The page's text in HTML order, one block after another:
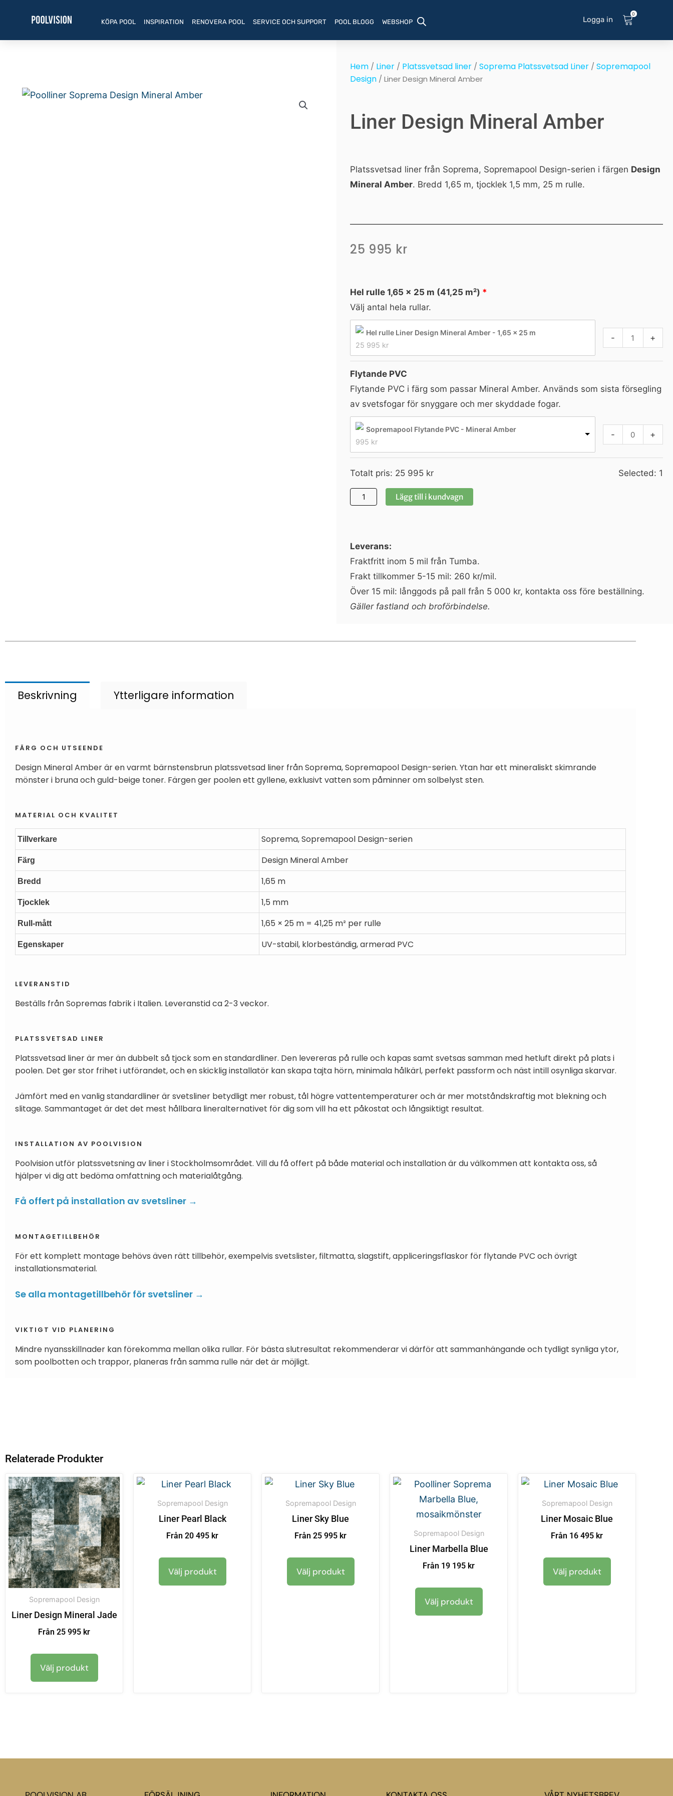
KÖPA POOL INSPIRATION RENOVERA POOL SERVICE OCH SUPPORT POOL BLOGG WEBSHOP Logga in
0
Hem/ Liner/ Platssvetsad liner/ Soprema Platssvetsad Liner/ Sopremapool
Design/ Liner Design Mineral Amber
Liner Design Mineral Amber
Platssvetsad liner från Soprema, Sopremapool Design-serien i färgen Design
Mineral Amber. Bredd 1,65 m, tjocklek 1,5 mm, 25 m rulle.
25 995 kr
Hel rulle 1,65 × 25 m (41,25 m²)
Välj antal hela rullar.
Hel rulle Liner Design Mineral Amber - 1,65 × 25 m
25 995 kr
- +
Flytande PVC
Flytande PVC i färg som passar Mineral Amber. Används som sista försegling
av svetsfogar för snyggare och mer skyddade fogar.
Sopremapool Flytande PVC - Mineral Amber
995 kr
- +
Totalt pris: 25 995 kr Selected: 1
Design
Mineral
Amber
mängd
Lägg till i kundvagn
Leverans:
Fraktfritt inom 5 mil från Tumba.
Frakt tillkommer 5-15 mil: 260 kr/mil.
Över 15 mil: långgods på pall från 5 000 kr, kontakta oss före beställning.
Gäller fastland och broförbindelse.
Beskrivning Ytterligare information
FÄRG OCH UTSEENDE
Design Mineral Amber är en varmt bärnstensbrun platssvetsad liner från Soprema, Sopremapool Design-serien. Ytan har ett mineraliskt skimrande
mönster i bruna och guld-beige toner. Färgen ger poolen ett gyllene, exklusivt vatten som påminner om solbelyst sten.
MATERIAL OCH KVALITET
Tillverkare Soprema, Sopremapool Design-serien
Färg Design Mineral Amber
Bredd 1,65 m
Tjocklek 1,5 mm
Rull-mått 1,65 × 25 m = 41,25 m² per rulle
Egenskaper UV-stabil, klorbeständig, armerad PVC
LEVERANSTID
Beställs från Sopremas fabrik i Italien. Leveranstid ca 2-3 veckor.
PLATSSVETSAD LINER
Platssvetsad liner är mer än dubbelt så tjock som en standardliner. Den levereras på rulle och kapas samt svetsas samman med hetluft direkt på plats i
poolen. Det ger stor frihet i utförandet, och en skicklig installatör kan skapa tajta hörn, minimala hålkärl, perfekt passform och näst intill osynliga skarvar.
Jämfört med en vanlig standardliner är svetsliner betydligt mer robust, tål högre vattentemperaturer och är mer motståndskraftig mot blekning och
slitage. Sammantaget är det det mest hållbara lineralternativet för dig som vill ha ett påkostat och långsiktigt resultat.
INSTALLATION AV POOLVISION
Poolvision utför platssvetsning av liner i Stockholmsområdet. Vill du få offert på både material och installation är du välkommen att kontakta oss, så
hjälper vi dig att bedöma omfattning och materialåtgång.
Få offert på installation av svetsliner →
MONTAGETILLBEHÖR
För ett komplett montage behövs även rätt tillbehör, exempelvis svetslister, filtmatta, slagstift, appliceringsflaskor för flytande PVC och övrigt
installationsmaterial.
Se alla montagetillbehör för svetsliner →
VIKTIGT VID PLANERING
Mindre nyansskillnader kan förekomma mellan olika rullar. För bästa slutresultat rekommenderar vi därför att sammanhängande och tydligt synliga ytor,
som poolbotten och trappor, planeras från samma rulle när det är möjligt.
Relaterade Produkter
Sopremapool Design
Liner Design Mineral Jade
Från 25 995 kr
Välj produkt
Sopremapool Design
Liner Pearl Black
Från 20 495 kr
Välj produkt
Sopremapool Design
Liner Sky Blue
Från 25 995 kr
Välj produkt
Sopremapool Design
Liner Marbella Blue
Från 19 195 kr
Välj produkt
Sopremapool Design
Liner Mosaic Blue
Från 16 495 kr
Välj produkt